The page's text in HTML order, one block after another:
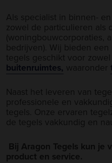
Als specialist in binnen-
zowel de particulieren als
(woningbouwcorporaties,
bedrijven). Wij bieden
tegels geschikt voor zowel
buitenruimtes, waaronder
Naast het leveren van
professionele en
tegels. Onze ervaren
de tegels vakkundig en
Bij Aragon Tegels kun je
product en service.